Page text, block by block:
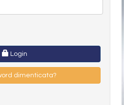
Login
dimenticata?